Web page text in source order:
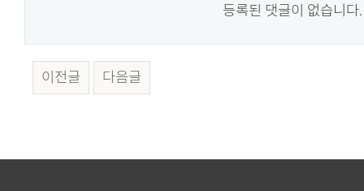
등록된 댓글이 없습니다.
이전글 다음글